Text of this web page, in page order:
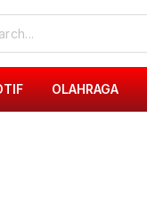
OLAHRAGA